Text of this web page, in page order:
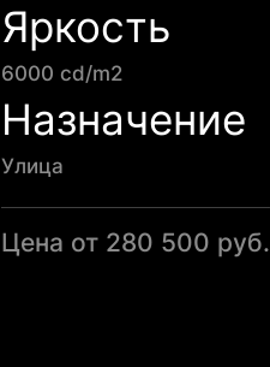
Яркость
6000 cd/m2
Назначение
Улица
Цена от 280 500 руб.